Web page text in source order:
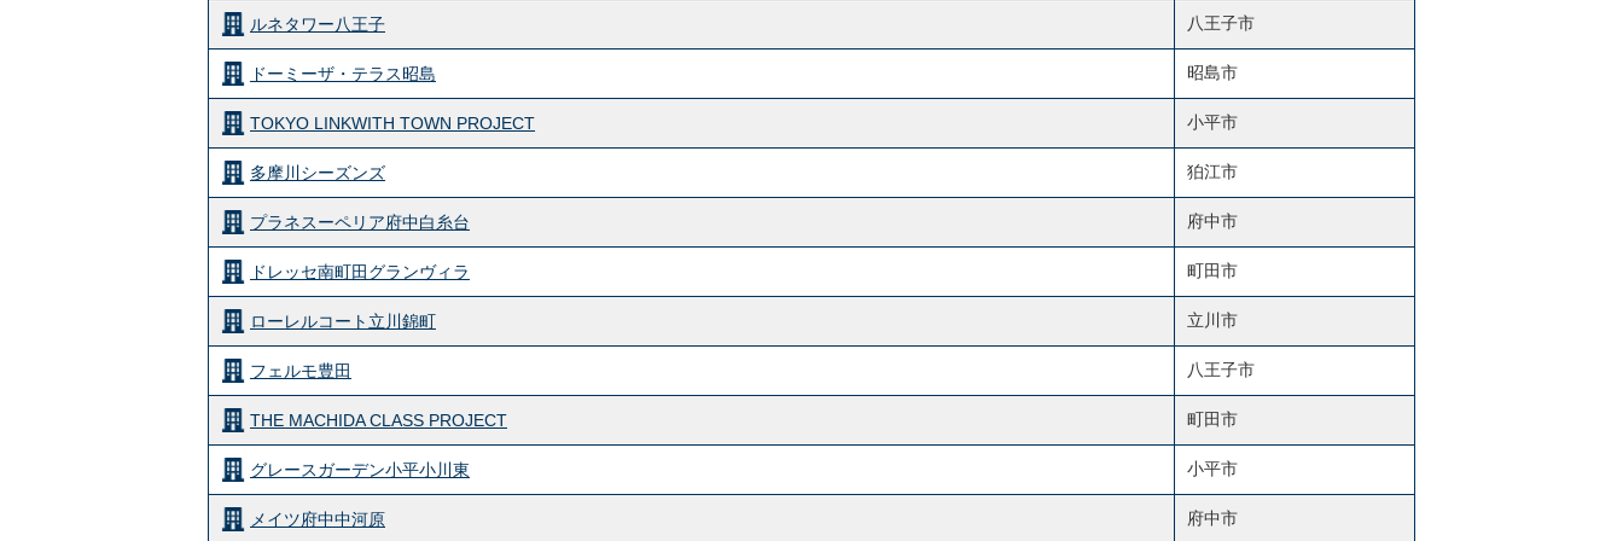
ルネタワー八王子 八王子市
ドーミーザ・テラス昭島 昭島市
TOKYO LINKWITH TOWN PROJECT 小平市
多摩川シーズンズ 狛江市
プラネスーペリア府中白糸台 府中市
ドレッセ南町田グランヴィラ 町田市
ローレルコート立川錦町 立川市
フェルモ豊田 八王子市
THE MACHIDA CLASS PROJECT 町田市
グレースガーデン小平小川東 小平市
メイツ府中中河原 府中市